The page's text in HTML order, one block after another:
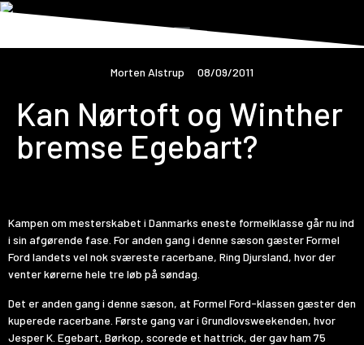
Morten Alstrup 08/09/2011
Kan Nørtoft og Winther
bremse Egebart?
Kampen om mesterskabet i Danmarks eneste formelklasse går nu ind
i sin afgørende fase. For anden gang i denne sæson gæster Formel
Ford landets vel nok sværeste racerbane, Ring Djursland, hvor der
venter kørerne hele tre løb på søndag.
Det er anden gang i denne sæson, at Formel Ford-klassen gæster den
kuperede racerbane. Første gang var i Grundlovsweekenden, hvor
Jesper K. Egebart, Børkop, scorede et hattrick, der gav ham 75